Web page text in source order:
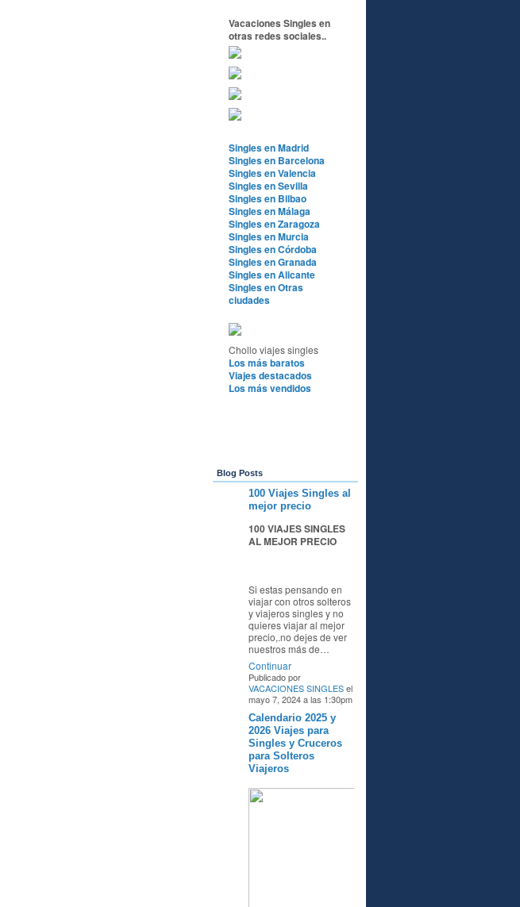
Vacaciones Singles en
otras redes sociales..
Singles en Madrid
Singles en Barcelona
Singles en Valencia
Singles en Sevilla
Singles en Bilbao
Singles en Málaga
Singles en Zaragoza
Singles en Murcia
Singles en Córdoba
Singles en Granada
Singles en Alicante
Singles en Otras
ciudades
Chollo viajes singles
Los más baratos
Viajes destacados
Los más vendidos
Blog Posts
100 Viajes Singles al
mejor precio
100 VIAJES SINGLES
AL MEJOR PRECIO
Si estas pensando en
viajar con otros solteros
y viajeros singles y no
quieres viajar al mejor
precio,.no dejes de ver
nuestros más de…
Continuar
Publicado por
VACACIONES SINGLESel
mayo 7, 2024 a las 1:30pm
Calendario 2025 y
2026 Viajes para
Singles y Cruceros
para Solteros
Viajeros